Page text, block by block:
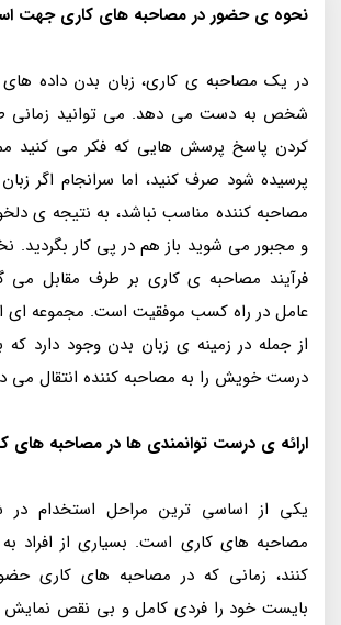
نحوه ی حضور در مصاحبه های کاری جهت
در یک مصاحبه‌ ى كارى، زبان بدن داده‌ هاى
شخص به دست مى‌ دهد. مى‌ توانيد زمانى
كردن پاسخ پرسش‌ هايى كه فكر مى‌ كنيد
پرسيده شود صرف كنيد، اما سرانجام اگر
مصاحبه‌ كننده مناسب نباشد، به نتيجه‌ ى
و مجبور مى‌ شويد باز هم در پى كار بگرديد.
فرآيند مصاحبه‌ ى كارى بر طرف مقابل می
عامل در راه كسب موفقيت است. مجموعه‌ اى از
از جمله در زمينه‌ ى زبان بدن وجود دارد كه
درست خويش را به مصاحبه‌ كننده انتقال مى‌
ارائه ی درست توانمندی ها در مصاحبه های
یکی از اساسی ترین مراحل استخدام
مصاحبه های کاری است. بسیاری از افراد
کنند، زمانی که در مصاحبه های کاری
بایست خود را فردی کامل و بی نقص نمایش